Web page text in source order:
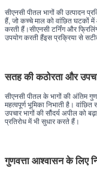
सीएनसी पीतल भागों की उत्पादन
हैं, जो कच्चे माल को वांछित घटकों
करती हैं।सीएनसी टर्निंग और
उपयोग करती हैंइस प्रक्रिया से
सतह की कठोरता और
सीएनसी पीतल के भागों की अंतिम
महत्वपूर्ण भूमिका निभाती है।
उपचार भागों की सौंदर्य अपील को
प्रतिरोध में भी सुधार करते हैं।
गुणवत्ता आश्वासन के लिए